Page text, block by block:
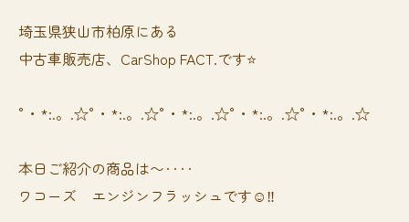
埼玉県狭山市柏原にある
中古車販売店、CarShop FACT.です⭐️
°・*:.。.☆°・*:.。.☆°・*:.。.☆°・*:.。.☆°・*:.。.☆
本日ご紹介の商品は〜‥‥
ワコーズ エンジンフラッシュです☺️‼️